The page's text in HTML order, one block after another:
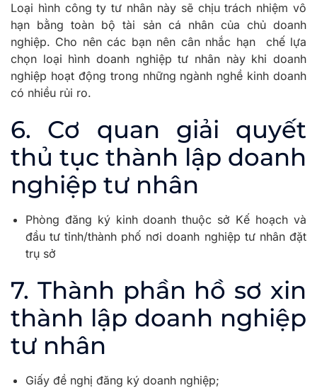
Loại hình công ty tư nhân này sẽ chịu trách nhiệm vô
hạn bằng toàn bộ tài sản cá nhân của chủ doanh
nghiệp. Cho nên các bạn nên cân nhắc hạn chế lựa
chọn loại hình doanh nghiệp tư nhân này khi doanh
nghiệp hoạt động trong những ngành nghề kinh doanh
có nhiều rủi ro.
6. Cơ quan giải quyết
thủ tục thành lập doanh
nghiệp tư nhân
Phòng đăng ký kinh doanh thuộc sở Kế hoạch và
đầu tư tỉnh/thành phố nơi doanh nghiệp tư nhân đặt
trụ sở
7. Thành phần hồ sơ xin
thành lập doanh nghiệp
tư nhân
Giấy đề nghị đăng ký doanh nghiệp;